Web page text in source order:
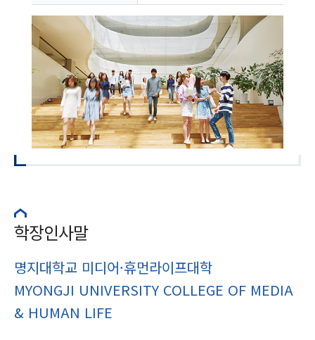
학장인사말
명지대학교 미디어·휴먼라이프대학
MYONGJI UNIVERSITY COLLEGE OF MEDIA
& HUMAN LIFE